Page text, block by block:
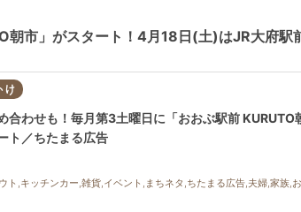
市」がスタート！4月18日(土)はJR大府駅
け
合わせも！毎月第3土曜日に「おおぶ駅前
ト／ちたまる広告